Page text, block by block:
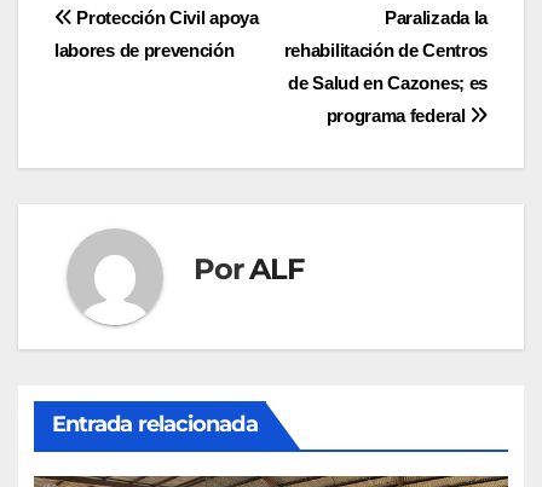
Navegación
Paralizada la
rehabilitación de Centros
de Salud en Cazones; es
programa federal
Protección Civil apoya
labores de prevención
PorALF
Entrada relacionada